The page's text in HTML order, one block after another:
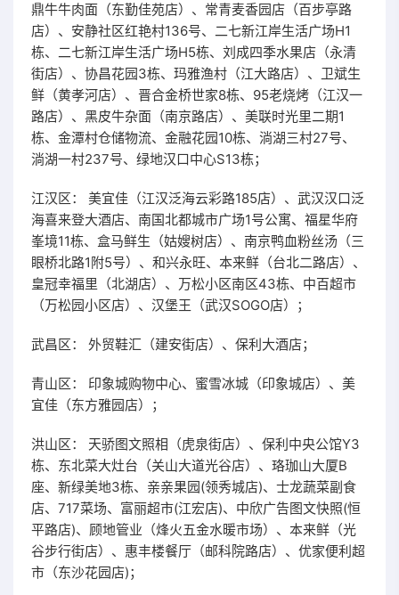
鼎牛牛肉面（东勤佳苑店）、常青麦香园店（百步亭路
店）、安静社区红艳村136号、二七新江岸生活广场H1
栋、二七新江岸生活广场H5栋、刘成四季水果店（永清
街店）、协昌花园3栋、玛雅渔村（江大路店）、卫斌生
鲜（黄孝河店）、晋合金桥世家8栋、95老烧烤（江汉一
路店）、黑皮牛杂面（南京路店）、美联时光里二期1
栋、金潭村仓储物流、金融花园10栋、淌湖三村27号、
淌湖一村237号、绿地汉口中心S13栋；
江汉区： 美宜佳（江汉泛海云彩路185店）、武汉汉口泛
海喜来登大酒店、南国北都城市广场1号公寓、福星华府
峯境11栋、盒马鲜生（姑嫂树店）、南京鸭血粉丝汤（三
眼桥北路1附5号）、和兴永旺、本来鲜（台北二路店）、
皇冠幸福里（北湖店）、万松小区南区43栋、中百超市
（万松园小区店）、汉堡王（武汉SOGO店）；
武昌区： 外贸鞋汇（建安街店）、保利大酒店；
青山区： 印象城购物中心、蜜雪冰城（印象城店）、美
宜佳（东方雅园店）；
洪山区： 天骄图文照相（虎泉街店）、保利中央公馆Y3
栋、东北菜大灶台（关山大道光谷店）、珞珈山大厦B
座、新绿美地3栋、亲亲果园(领秀城店)、士龙蔬菜副食
店、717菜场、富丽超市(江宏店)、中欣广告图文快照(恒
平路店)、顾地管业（烽火五金水暖市场）、本来鲜（光
谷步行街店）、惠丰楼餐厅（邮科院路店）、优家便利超
市（东沙花园店)；